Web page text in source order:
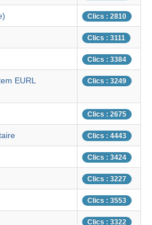
Clics : 2810
Clics : 3111
Clics : 3384
EURL
Clics : 3249
Clics : 2675
Clics : 4443
Clics : 3424
Clics : 3227
Clics : 3553
Clics : 3322